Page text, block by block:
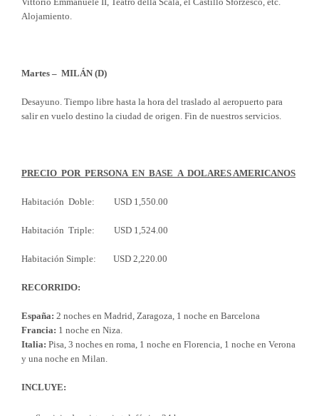
Alojamiento.
Martes – MILÁN (D)
Desayuno. Tiempo libre hasta la hora del traslado al aeropuerto para
salir en vuelo destino la ciudad de origen. Fin de nuestros servicios.
PRECIO POR PERSONA EN BASE A DOLARES AMERICANOS
Habitación Doble: USD 1,550.00
Habitación Triple: USD 1,524.00
Habitación Simple: USD 2,220.00
RECORRIDO:
España: 2 noches en Madrid, Zaragoza, 1 noche en Barcelona
Francia: 1 noche en Niza.
Italia: Pisa, 3 noches en roma, 1 noche en Florencia, 1 noche en Verona
y una noche en Milan.
INCLUYE: